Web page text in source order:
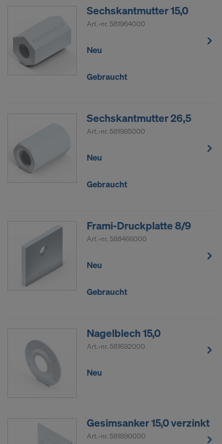
Sechskantmutter 15,0
Art.-nr. 581964000
Neu
Gebraucht
Sechskantmutter 26,5
Art.-nr. 581985000
Neu
Gebraucht
Frami-Druckplatte 8/9
Art.-nr. 588466000
Neu
Gebraucht
Nagelblech 15,0
Art.-nr. 581692000
Neu
Gesimsanker 15,0 verzinkt
Art.-nr. 581890000